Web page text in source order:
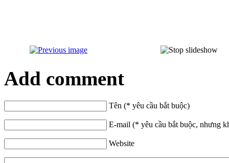
Add comment
Tên (* yêu cầu bắt buộc)
E-mail (* yêu cầu bắt buộc, nhưng
Website